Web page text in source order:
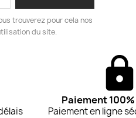
trouverez pour cela nos
du site.
Paiement
Paiement en ligne